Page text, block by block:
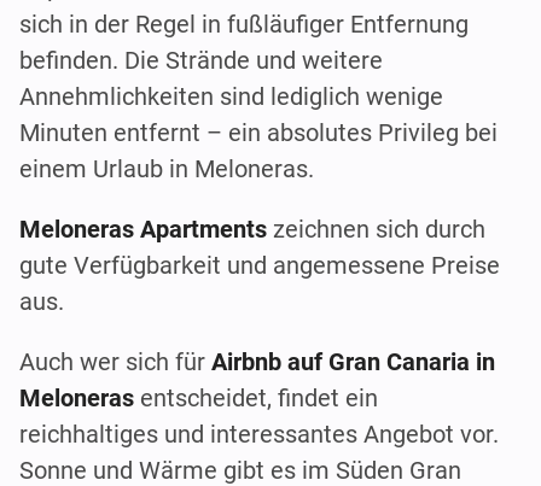
sich in der Regel in fußläufiger Entfernung
befinden. Die Strände und weitere
Annehmlichkeiten sind lediglich wenige
Minuten entfernt – ein absolutes Privileg bei
einem Urlaub in Meloneras.
Meloneras Apartments zeichnen sich durch
gute Verfügbarkeit und angemessene Preise
aus.
Auch wer sich für Airbnb auf Gran Canaria in
Meloneras entscheidet, findet ein
reichhaltiges und interessantes Angebot vor.
Sonne und Wärme gibt es im Süden Gran